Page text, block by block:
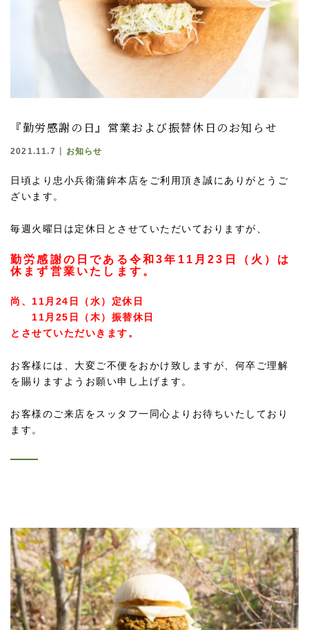
『勤労感謝の日』営業および振替休日のお知らせ
2021.11.7 お知らせ
日頃より忠小兵衛蒲鉾本店をご利用頂き誠にありがとうご
ざいます。
毎週火曜日は定休日とさせていただいておりますが、
勤労感謝の日である令和3年11月23日（火）は
休まず 営業いたします。
尚、11月24日（水）定休日
11月25日（木）振替休日
とさせていただいきます。
お客様には、大変ご不便をおかけ致しますが、何卒ご理解
を賜りますようお願い申し上げます。
お客様のご来店をスッタフ一同心よりお待ちいたしており
ます。